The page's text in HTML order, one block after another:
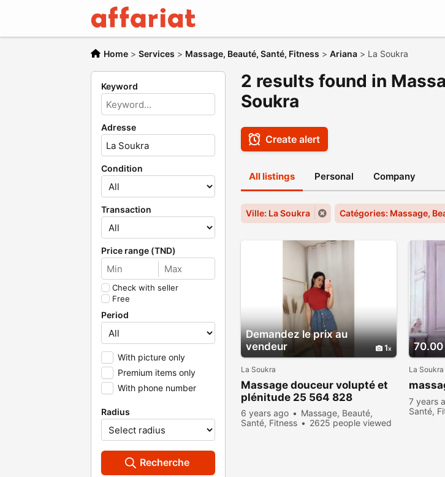
Home > Services > Massage, Beauté, Santé, Fitness > Ariana > La Soukra
Keyword
Adresse
Condition
Transaction
Price range (TND)
Check with seller
Free
Period
With picture only
Premium items only
With phone number
Radius
Recherche
2 results found in
Soukra
Create alert
All listings Personal Company
Ville: La Soukra Catégories: Massage,
Demandez le prix au
vendeur
1
La Soukra
Massage douceur volupté et
plénitude 25 564 828
6 years ago
Massage, Beauté,
Santé, Fitness
2625 people viewed
70.00
La Soukra
7 years
Santé,